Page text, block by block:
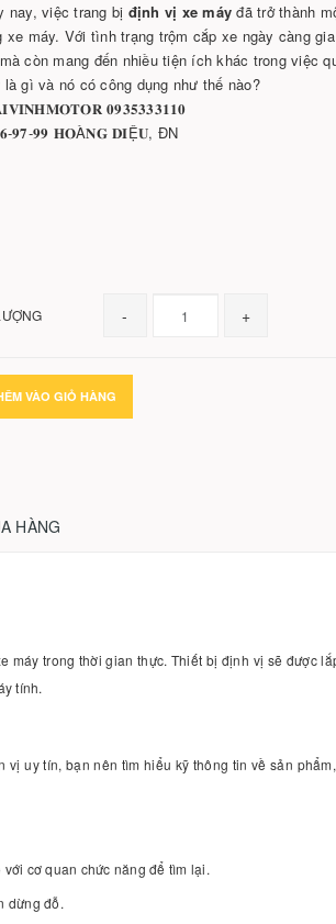
nay, việc trang bị định vị xe máy đã trở thành
xe máy. Với tình trạng trộm cắp xe ngày càng
còn mang đến nhiều tiện ích khác trong việc
là gì và nó có công dụng như thế nào?
𝟎𝟗𝟑𝟓𝟑𝟑𝟑𝟏𝟏𝟎
𝟗𝟕-𝟗𝟗 𝐇𝐎À𝐍𝐆 𝐃𝐈Ệ𝐔, ĐN
- +
VÀO GIỎ HÀNG
HÀNG
trong thời gian thực. Thiết bị định vị sẽ được
tính.
uy tín, bạn nên tìm hiểu kỹ thông tin về sản
cơ quan chức năng để tìm lại.
dừng đỗ.